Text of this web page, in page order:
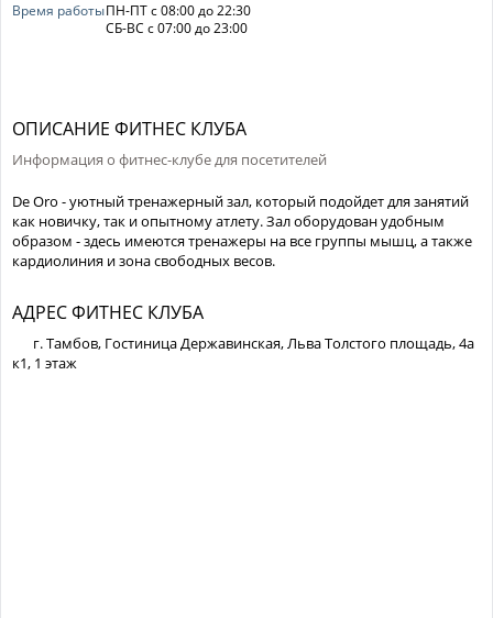
Время работыПН-ПТ с 08:00 до 22:30
СБ-ВС с 07:00 до 23:00
ОПИСАНИЕ ФИТНЕС КЛУБА
Информация о фитнес-клубе для посетителей
De Oro - уютный тренажерный зал, который подойдет для занятий
как новичку, так и опытному атлету. Зал оборудован удобным
образом - здесь имеются тренажеры на все группы мышц, а также
кардиолиния и зона свободных весов.
АДРЕС ФИТНЕС КЛУБА
г. Тамбов, Гостиница Державинская, Льва Толстого площадь, 4а
к1, 1 этаж